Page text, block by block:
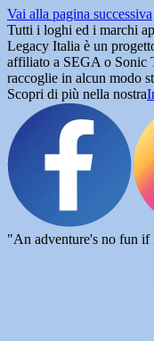
Vai alla pagina successiva
Tutti i loghi ed i marchi
Legacy Italia è un
affiliato a SEGA o Sonic
raccoglie in alcun modo
Scopri di più nella nostra
"An adventure's no fun if